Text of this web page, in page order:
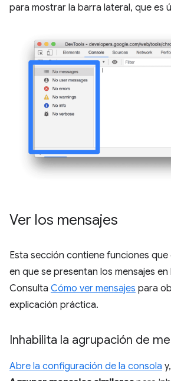
para mostrar la barra lateral, que es
Ver los mensajes
Esta sección contiene funciones que
en que se presentan los mensajes en
Consulta Cómo ver mensajes para
explicación práctica.
Inhabilita la agrupación de
Abre la configuración de la consola